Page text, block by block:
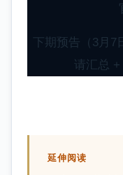
下期预告（3月7
请汇总
延伸阅读